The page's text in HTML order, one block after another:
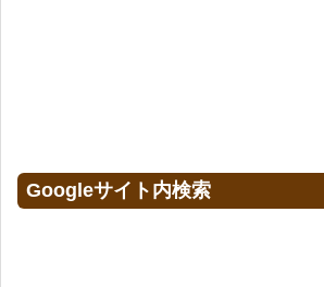
Googleサイト内検索